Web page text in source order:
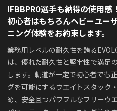
IFBBPRO選手も納得の使用感！
初心者はもちろんヘビーユー
ニング体験をお約束します。
業務用レベルの耐久性を誇る
は、優れた耐久性と堅牢性で満足
します。軌道が一定で初心者でも
グを可能にするウエイトスタック
め、安全且つパワフルなフリーウ